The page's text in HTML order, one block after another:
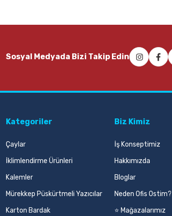
Sosyal Medyada Bizi Takip Edin
Kategoriler
Çaylar
İklimlendirme Ürünleri
Kalemler
Mürekkep Püskürtmeli Yazıcılar
Karton Bardak
Biz Kimiz
İş Konseptimiz
Hakkımızda
Bloglar
Neden Ofis Ostim?
⭐ Mağazalarımız